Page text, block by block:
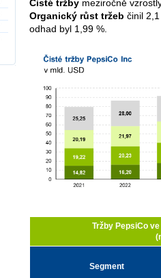
Čisté tržby meziročně
Organický růst tržeb činil
odhad byl 1,99 %.
Tržby PepsiCo
Segment